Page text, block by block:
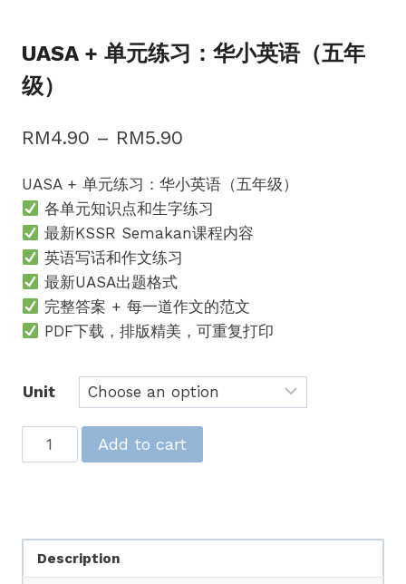
UASA + 单元练习：华小英语（五年
级）
RM4.90 – RM5.90
RM4.90
through
UASA + 单元练习：华小英语（五年级）
各单元知识点和生字练习
最新KSSR Semakan课程内容
英语写话和作文练习
最新UASA出题格式
完整答案 + 每一道作文的范文
PDF下载，排版精美，可重复打印
Unit
UASA
+
练
习：
Add to cart
Description